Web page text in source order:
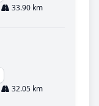
33.90 km
32.05 km